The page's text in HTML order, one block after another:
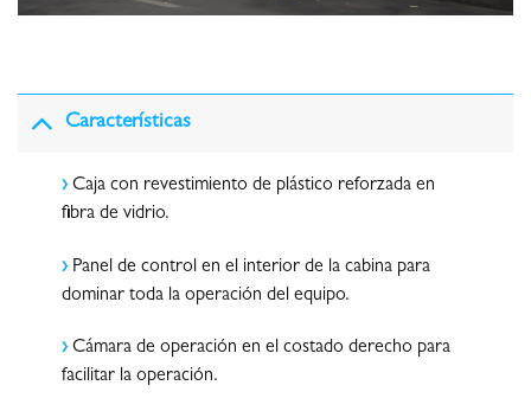
Características
› Caja con revestimiento de plástico reforzada en
fibra de vidrio.
› Panel de control en el interior de la cabina para
dominar toda la operación del equipo.
› Cámara de operación en el costado derecho para
facilitar la operación.